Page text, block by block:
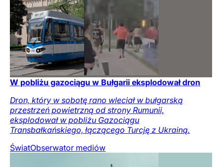
W pobliżu gazociągu w Bułgarii eksplodował dron
Dron, który w sobotę rano wleciał w bułgarską
przestrzeń powietrzną od strony Rumunii,
eksplodował w pobliżu Gazociągu
Transbałkańskiego, łączącego Turcję z Ukrainą.
ŚwiatObserwator mediów